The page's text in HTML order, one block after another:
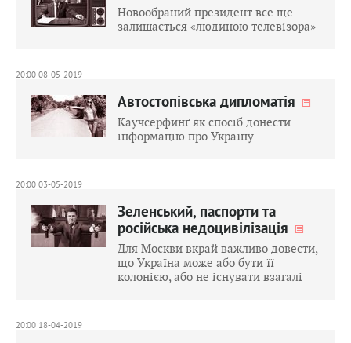
Новообраний президент все ще
залишається «людиною телевізора»
20:00 08-05-2019
Автостопівська дипломатія
Каучсерфинґ як спосіб донести
інформацію про Україну
20:00 03-05-2019
Зеленський, паспорти та
російська недоцивілізація
Для Москви вкрай важливо довести,
що Україна може або бути її
колонією, або не існувати взагалі
20:00 18-04-2019